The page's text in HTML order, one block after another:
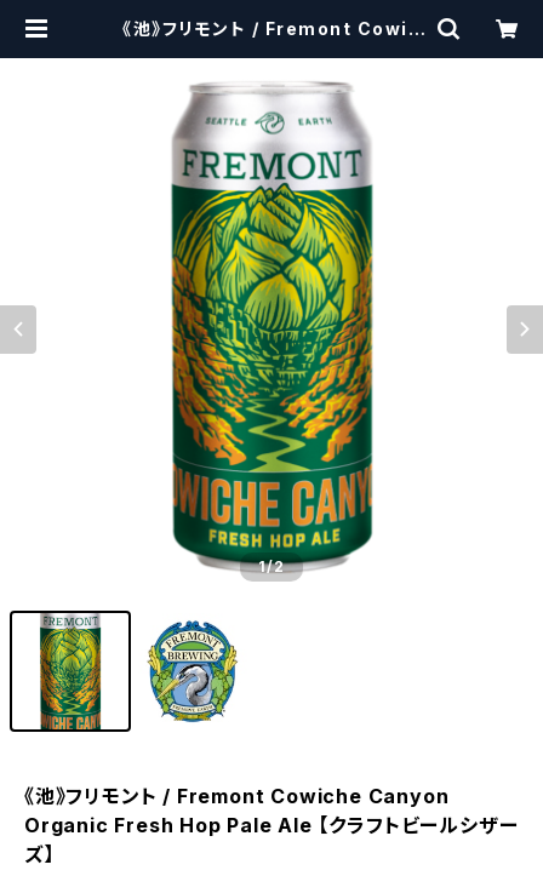
《池》フリモント / Fremont Cowic
| craftbeerscissors
1/2
《池》フリモント / Fremont Cowiche Canyon
Organic Fresh Hop Pale Ale 【クラフトビールシザー
ズ】